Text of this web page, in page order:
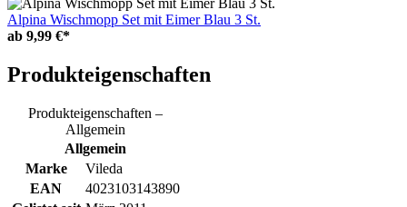
Alpina Wischmopp Set mit Eimer Blau 3 St.
ab 9,99 €*
Produkteigenschaften
Produkteigenschaften –
Allgemein
Allgemein
Marke
Vileda
EAN
4023103143890